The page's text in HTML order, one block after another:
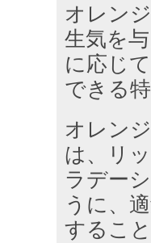
オレン
生気を
に応じ
できる
オレン
は、リ
ラデー
うに、
するこ